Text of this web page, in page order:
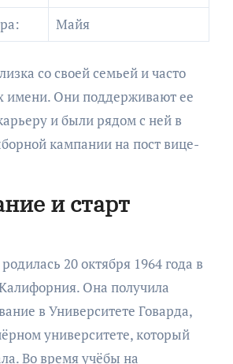
Майя
со своей семьей и часто
имени. Они поддерживают ее
и были рядом с ней в
кампании на пост вице-
и старт
20 октября 1964 года в
Она получила
в Университете Говарда,
университете, который
Во время учёбы на